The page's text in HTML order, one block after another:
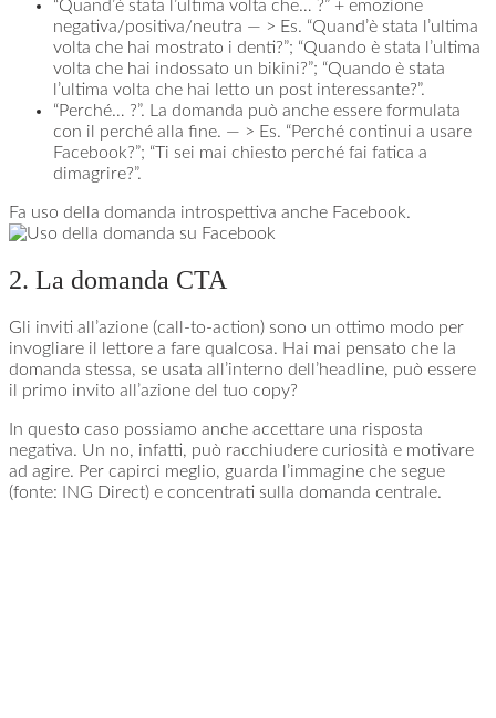
“Quand’è stata l’ultima volta che… ?” + emozione
negativa/positiva/neutra — > Es. “Quand’è stata l’ultima
volta che hai mostrato i denti?”; “Quando è stata l’ultima
volta che hai indossato un bikini?”; “Quando è stata
l’ultima volta che hai letto un post interessante?”.
“Perché… ?”. La domanda può anche essere formulata
con il perché alla fine. — > Es. “Perché continui a usare
Facebook?”; “Ti sei mai chiesto perché fai fatica a
dimagrire?”.
Fa uso della domanda introspettiva anche Facebook.
2. La domanda CTA
Gli inviti all’azione (call-to-action) sono un ottimo modo per
invogliare il lettore a fare qualcosa. Hai mai pensato che la
domanda stessa, se usata all’interno dell’headline, può essere
il primo invito all’azione del tuo copy?
In questo caso possiamo anche accettare una risposta
negativa. Un no, infatti, può racchiudere curiosità e motivare
ad agire. Per capirci meglio, guarda l’immagine che segue
(fonte: ING Direct) e concentrati sulla domanda centrale.